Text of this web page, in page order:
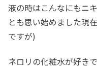
液の時はこんなにもニ
とも思い始めました現
ですが)
ネロリの化粧水が好き